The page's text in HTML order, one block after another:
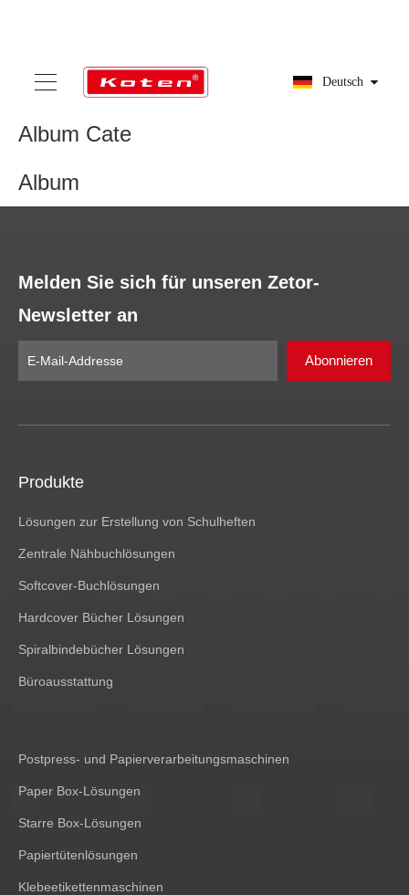
Deutsch
Album Cate
Album
Melden Sie sich für unseren Zetor-
Newsletter an
Abonnieren
Produkte
Lösungen zur Erstellung von Schulheften
Zentrale Nähbuchlösungen
Softcover-Buchlösungen
Hardcover Bücher Lösungen
Spiralbindebücher Lösungen
Büroausstattung
Postpress- und Papierverarbeitungsmaschinen
Paper Box-Lösungen
Starre Box-Lösungen
Papiertütenlösungen
Klebeetikettenmaschinen